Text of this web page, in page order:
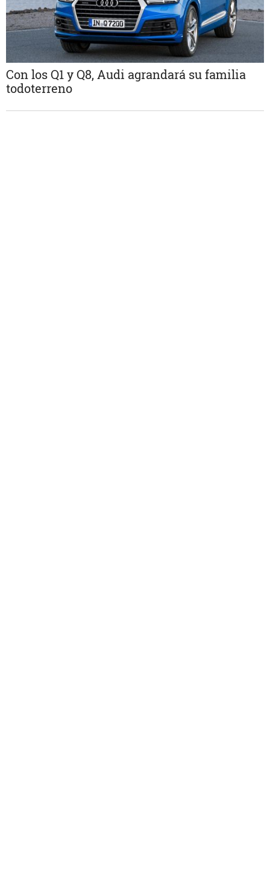
Con los Q1 y Q8, Audi agrandará su familia
todoterreno